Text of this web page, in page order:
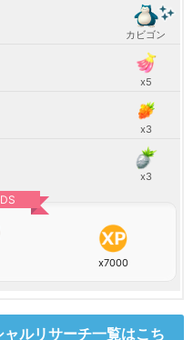
カビゴン
x5
x3
x3
x7000
ルリサーチ一覧はこち